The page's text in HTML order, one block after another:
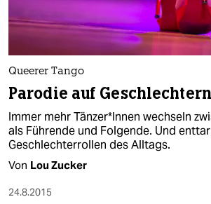
Queerer Tango
Parodie auf
Immer mehr Tänzer*Innen wechseln
als Führende und Folgende. Und
Geschlechterrollen des Alltags.
Von Lou Zucker
24.8.2015